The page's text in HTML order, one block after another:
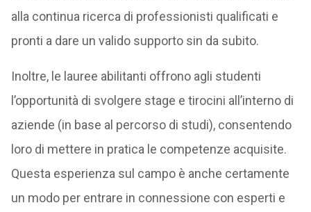
alla continua ricerca di professionisti qualificati e
pronti a dare un valido supporto sin da subito.
Inoltre, le lauree abilitanti offrono agli studenti
l’opportunità di svolgere stage e tirocini all’interno di
aziende (in base al percorso di studi), consentendo
loro di mettere in pratica le competenze acquisite.
Questa esperienza sul campo è anche certamente
un modo per entrare in connessione con esperti e